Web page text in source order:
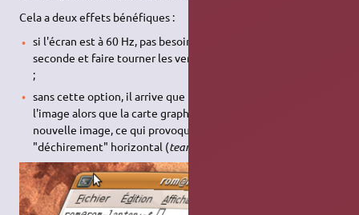
Cela a deux effets bénéfiques :
si l'écran est à 60 Hz, pas besoin de dessiner 1300 images par
seconde et faire tourner les ventilateurs à fond, 60 suffisent
;
sans cette option, il arrive que l'écran dessine réellement
l'image alors que la carte graphique est en train d'écrire une
nouvelle image, ce qui provoque des effets de
"déchirement" horizontal (tearing